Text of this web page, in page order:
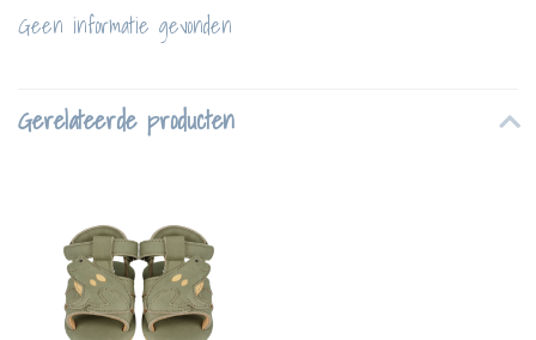
Geen informatie gevonden
Gerelateerde producten